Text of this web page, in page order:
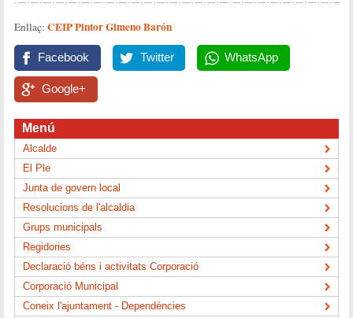
Enllaç:CEIP Pintor Gimeno Barón
Facebook Twitter WhatsApp
Google+
Menú
Alcalde
El Ple
Junta de govern local
Resolucions de l'alcaldia
Grups municipals
Regidories
Declaració béns i activitats Corporació
Corporació Municipal
Coneix l'ajuntament - Dependències